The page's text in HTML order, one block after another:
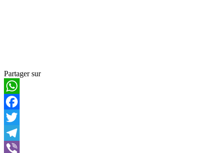
Partager sur
WhatsApp
Facebook
Twitter
Telegram